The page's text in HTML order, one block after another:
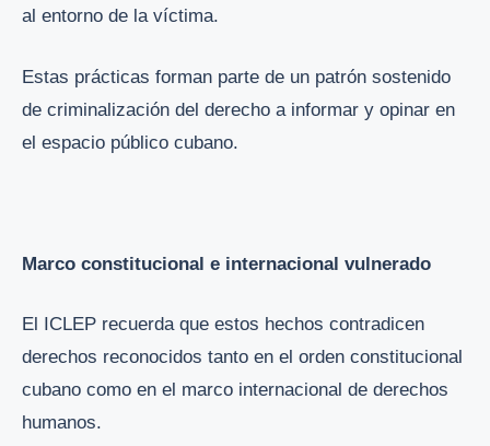
al entorno de la víctima.
Estas prácticas forman parte de un patrón sostenido
de criminalización del derecho a informar y opinar en
el espacio público cubano.
Marco constitucional e internacional vulnerado
El ICLEP recuerda que estos hechos contradicen
derechos reconocidos tanto en el orden constitucional
cubano como en el marco internacional de derechos
humanos.